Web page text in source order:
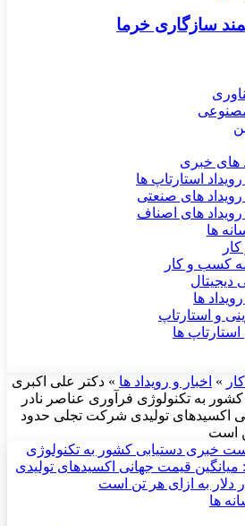
سازگاری خرما
های خبری
استارتاپ ها
های صنعتی
های اصناف
ها
کسب و کار
دیجیتال
ها
و استارتاپ
ها
» اخبار و رویداد ها » دکتر علی اکبری
به تکنولوژی فرآوری عناصر نادر
اکسیدهای تولیدی شرکت تجلی حدود
ها